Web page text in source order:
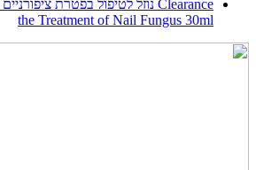
the Treatment of Nail Fungus 30ml